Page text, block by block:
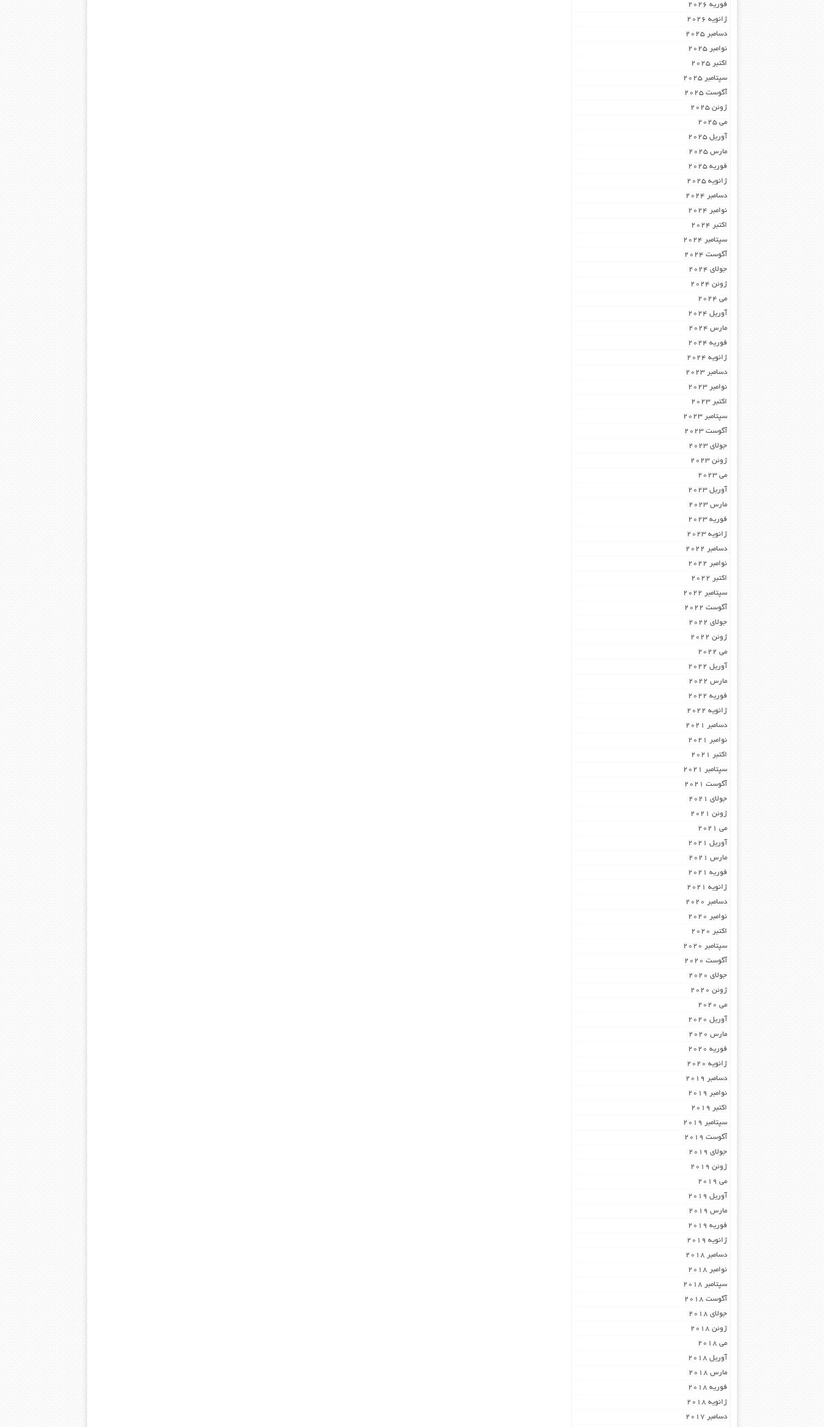
فوریه 2026
ژانویه 2026
دسامبر 2025
نوامبر 2025
اکتبر 2025
سپتامبر 2025
آگوست 2025
ژوئن 2025
می 2025
آوریل 2025
مارس 2025
فوریه 2025
ژانویه 2025
دسامبر 2024
نوامبر 2024
اکتبر 2024
سپتامبر 2024
آگوست 2024
جولای 2024
ژوئن 2024
می 2024
آوریل 2024
مارس 2024
فوریه 2024
ژانویه 2024
دسامبر 2023
نوامبر 2023
اکتبر 2023
سپتامبر 2023
آگوست 2023
جولای 2023
ژوئن 2023
می 2023
آوریل 2023
مارس 2023
فوریه 2023
ژانویه 2023
دسامبر 2022
نوامبر 2022
اکتبر 2022
سپتامبر 2022
آگوست 2022
جولای 2022
ژوئن 2022
می 2022
آوریل 2022
مارس 2022
فوریه 2022
ژانویه 2022
دسامبر 2021
نوامبر 2021
اکتبر 2021
سپتامبر 2021
آگوست 2021
جولای 2021
ژوئن 2021
می 2021
آوریل 2021
مارس 2021
فوریه 2021
ژانویه 2021
دسامبر 2020
نوامبر 2020
اکتبر 2020
سپتامبر 2020
آگوست 2020
جولای 2020
ژوئن 2020
می 2020
آوریل 2020
مارس 2020
فوریه 2020
ژانویه 2020
دسامبر 2019
نوامبر 2019
اکتبر 2019
سپتامبر 2019
آگوست 2019
جولای 2019
ژوئن 2019
می 2019
آوریل 2019
مارس 2019
فوریه 2019
ژانویه 2019
دسامبر 2018
نوامبر 2018
سپتامبر 2018
آگوست 2018
جولای 2018
ژوئن 2018
می 2018
آوریل 2018
مارس 2018
فوریه 2018
ژانویه 2018
دسامبر 2017